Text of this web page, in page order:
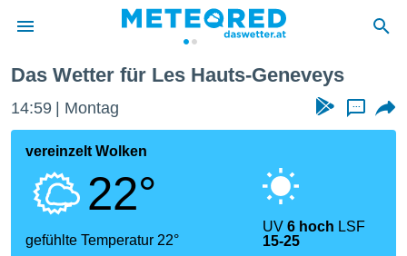
wurde
dass
sind.
Das Wetter für Les Hauts-Geneveys
14:59 Montag ...
vereinzelt Wolken
22°
gefühlte Temperatur 22°
UV6 hoch LSF
15-25